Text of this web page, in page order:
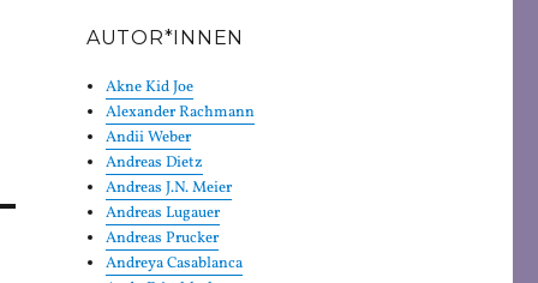
AUTOR*INNEN
Akne Kid Joe
Alexander Rachmann
Andii Weber
Andreas Dietz
Andreas J.N. Meier
Andreas Lugauer
Andreas Prucker
Andreya Casablanca